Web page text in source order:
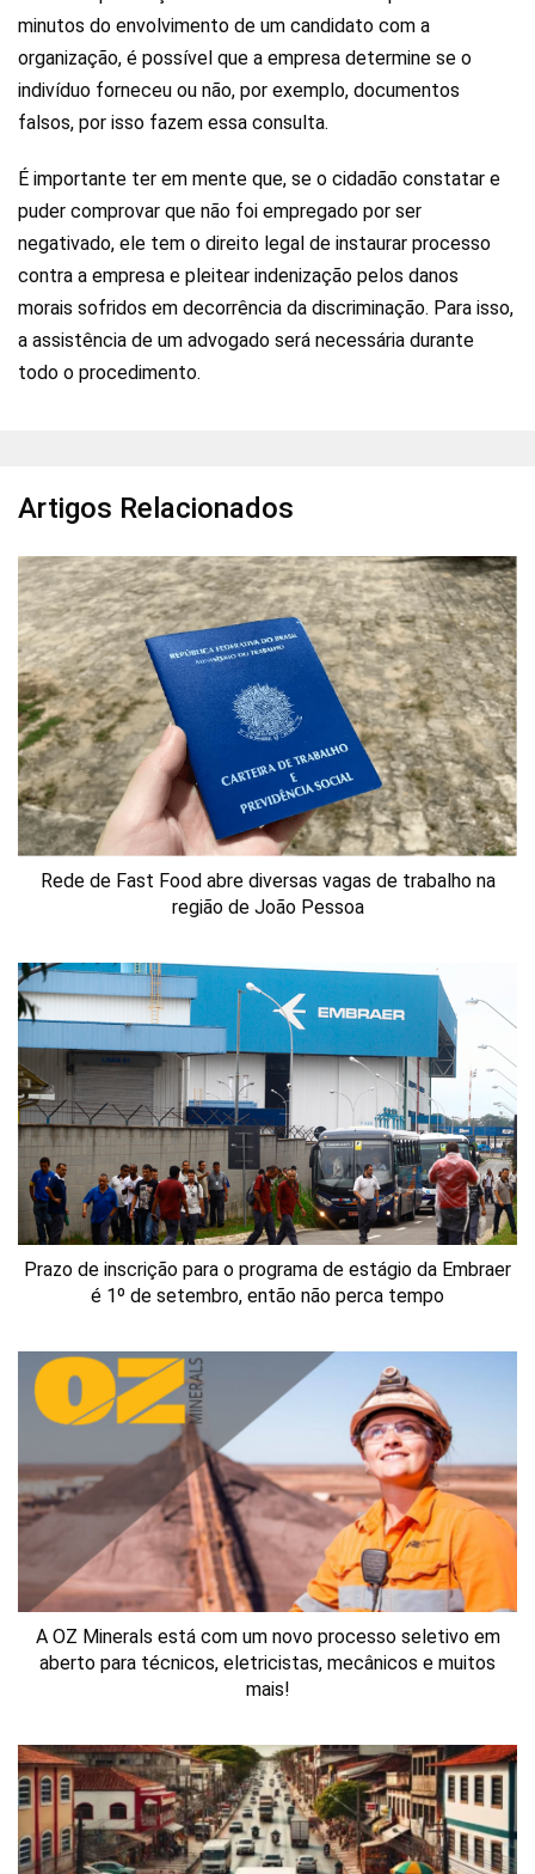
minutos do envolvimento de um candidato com a
organização, é possível que a empresa determine se o
indivíduo forneceu ou não, por exemplo, documentos
falsos, por isso fazem essa consulta.
É importante ter em mente que, se o cidadão constatar e
puder comprovar que não foi empregado por ser
negativado, ele tem o direito legal de instaurar processo
contra a empresa e pleitear indenização pelos danos
morais sofridos em decorrência da discriminação. Para isso,
a assistência de um advogado será necessária durante
todo o procedimento.
Artigos Relacionados
Rede de Fast Food abre diversas vagas de trabalho na
região de João Pessoa
Prazo de inscrição para o programa de estágio da Embraer
é 1º de setembro, então não perca tempo
A OZ Minerals está com um novo processo seletivo em
aberto para técnicos, eletricistas, mecânicos e muitos
mais!